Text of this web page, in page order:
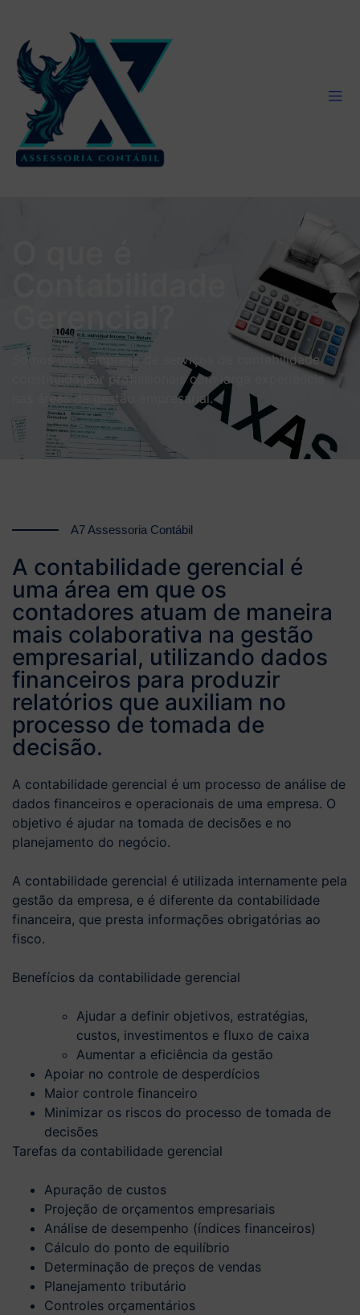
Gerencial?
Somos uma empresa de serviços de contabilidade
constituída por profissionais com larga experiência
nas áreas de gestão empresarial.
A7 Assessoria Contábil
A contabilidade gerencial é
uma área em que os
contadores atuam de maneira
mais colaborativa na gestão
empresarial, utilizando dados
financeiros para produzir
relatórios que auxiliam no
processo de tomada de
decisão.
A contabilidade gerencial é um processo de análise de
dados financeiros e operacionais de uma empresa. O
objetivo é ajudar na tomada de decisões e no
planejamento do negócio.
A contabilidade gerencial é utilizada internamente pela
gestão da empresa, e é diferente da contabilidade
financeira, que presta informações obrigatórias ao
fisco.
Benefícios da contabilidade gerencial
Ajudar a definir objetivos, estratégias,
custos, investimentos e fluxo de caixa
Aumentar a eficiência da gestão
Apoiar no controle de desperdícios
Maior controle financeiro
Minimizar os riscos do processo de tomada de
decisões
Tarefas da contabilidade gerencial
Apuração de custos
Projeção de orçamentos empresariais
Análise de desempenho (índices financeiros)
Cálculo do ponto de equilíbrio
Determinação de preços de vendas
Planejamento tributário
Controles orçamentários